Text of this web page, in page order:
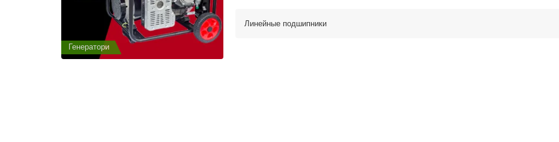
Генератори
Линейные подшипники